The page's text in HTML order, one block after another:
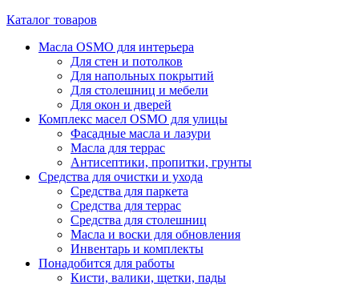
Каталог товаров
Масла OSMO для интерьера
Для стен и потолков
Для напольных покрытий
Для столешниц и мебели
Для окон и дверей
Комплекс масел OSMO для улицы
Фасадные масла и лазури
Масла для террас
Антисептики, пропитки, грунты
Средства для очистки и ухода
Средства для паркета
Средства для террас
Средства для столешниц
Масла и воски для обновления
Инвентарь и комплекты
Понадобится для работы
Кисти, валики, щетки, пады